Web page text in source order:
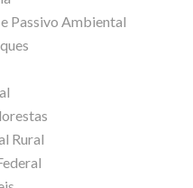
Passivo Ambiental
Rural